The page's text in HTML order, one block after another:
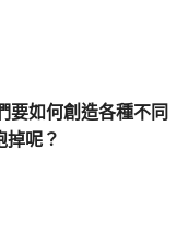
要如何創造各種不同
掉呢？